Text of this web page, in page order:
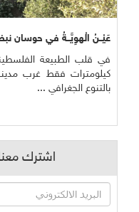
عَيْــنُ الْهوِيَّــةُ في حوسان
في قلب الطبيعة
كيلومترات فقط غرب
بالتنوع الجغرافي ...
اشترك